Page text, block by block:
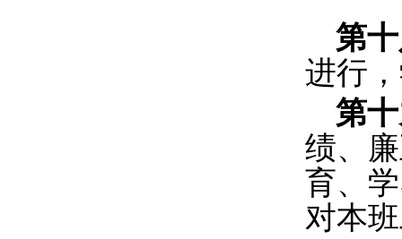
第
进行
第
绩、
育、
对本